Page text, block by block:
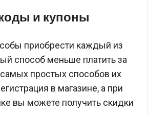
и купоны
приобрести каждый из
способ меньше платить за
простых способов их
в магазине, а при
вы можете получить скидки